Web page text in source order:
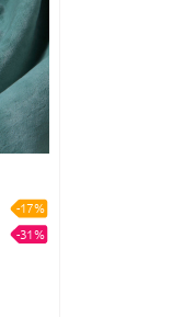
-17%
-31%